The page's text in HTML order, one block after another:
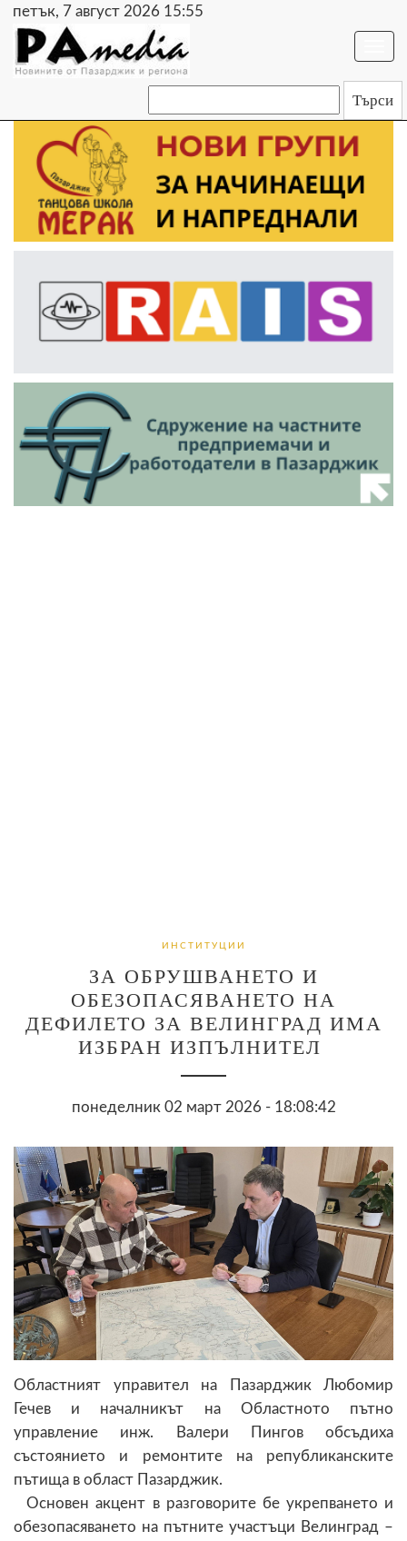
петък, 7 август 2026 15:55
ИНСТИТУЦИИ
ЗА ОБРУШВАНЕТО И
ОБЕЗОПАСЯВАНЕТО НА
ДЕФИЛЕТО ЗА ВЕЛИНГРАД ИМА
ИЗБРАН ИЗПЪЛНИТЕЛ
понеделник 02 март 2026 - 18:08:42
Областният управител на Пазарджик Любомир
Гечев и началникът на Областното пътно
управление инж. Валери Пингов обсъдиха
състоянието и ремонтите на републиканските
пътища в област Пазарджик.
Основен акцент в разговорите бе укрепването и
обезопасяването на пътните участъци Велинград –